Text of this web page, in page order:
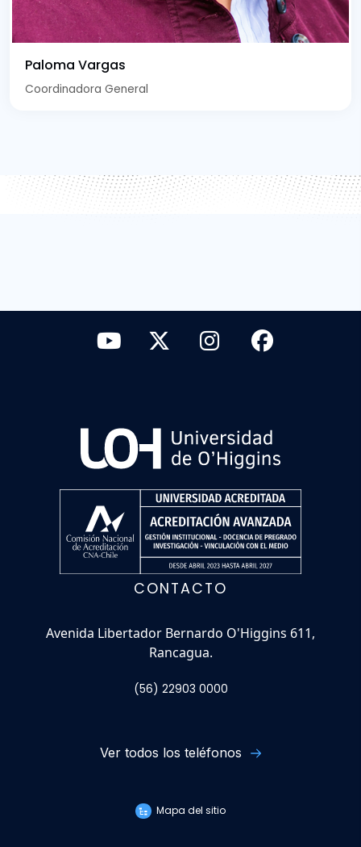
Paloma Vargas
Coordinadora General
CONTACTO
Avenida Libertador Bernardo O'Higgins 611,
Rancagua.
(56) 22903 0000
Ver todos los teléfonos
Mapa del sitio